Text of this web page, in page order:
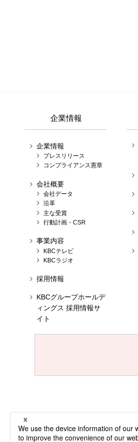
企業情報
企業情報
プレスリリース
コンプライアンス憲章
会社概要
会社データ
沿革
主な受賞
行動計画・CSR
事業内容
KBCテレビ
KBCラジオ
採用情報
KBCグループホールデ
ィングス 採用情報サ
イト